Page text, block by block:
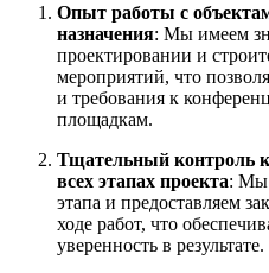
Опыт работы с
назначения: Мы имеем
проектировании и
мероприятий, что
и требования к
площадкам.
Тщательный контроль
всех этапах проекта: Мы
этапа и предоставляем
ходе работ, что
уверенность в результате.